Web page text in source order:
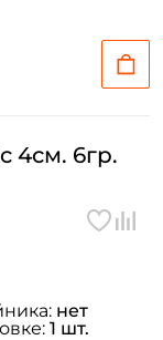
4см. 6гр.
нет
1 шт.